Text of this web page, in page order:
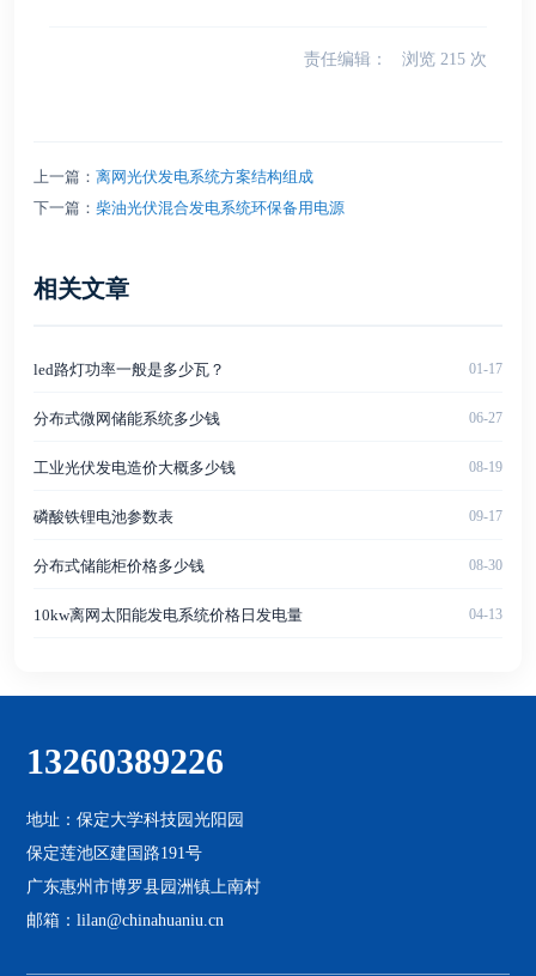
责任编辑： 浏览 215 次
上一篇： 离网光伏发电系统方案结构组成
下一篇： 柴油光伏混合发电系统环保备用电源
相关文章
led路灯功率一般是多少瓦？ 01-17
分布式微网储能系统多少钱 06-27
工业光伏发电造价大概多少钱 08-19
磷酸铁锂电池参数表 09-17
分布式储能柜价格多少钱 08-30
10kw离网太阳能发电系统价格日发电量 04-13
13260389226
地址：保定大学科技园光阳园
保定莲池区建国路191号
广东惠州市博罗县园洲镇上南村
邮箱：lilan@chinahuaniu.cn